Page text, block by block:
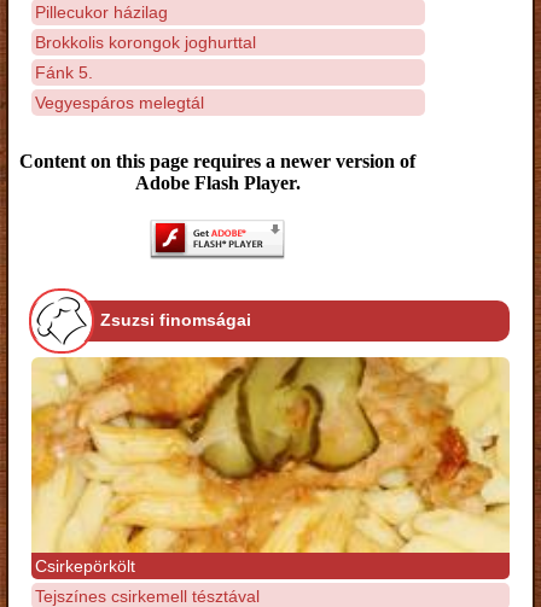
Pillecukor házilag
Brokkolis korongok joghurttal
Fánk 5.
Vegyespáros melegtál
Content on this page requires a newer version of
Adobe Flash Player.
Zsuzsi finomságai
Csirkepörkölt
Tejszínes csirkemell tésztával